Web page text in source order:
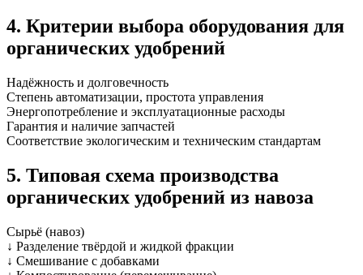
4. Критерии выбора оборудования для
органических удобрений
Надёжность и долговечность
Степень автоматизации, простота управления
Энергопотребление и эксплуатационные расходы
Гарантия и наличие запчастей
Соответствие экологическим и техническим стандартам
5. Типовая схема производства
органических удобрений из навоза
Сырьё (навоз)
↓ Разделение твёрдой и жидкой фракции
↓ Смешивание с добавками